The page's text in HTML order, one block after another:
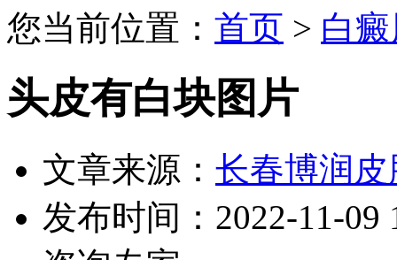
您当前位置： 首页 > 白
头皮有白块图片
文章来源： 长春博润
发布时间：2022-11-09